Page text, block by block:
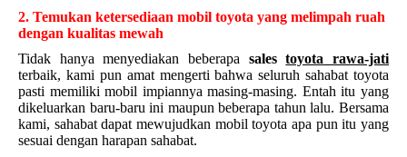
2. Temukan ketersediaan mobil toyota yang melimpah ruah
dengan kualitas mewah
Tidak hanya menyediakan beberapa salestoyota rawa-jati
terbaik, kami pun amat mengerti bahwa seluruh sahabat toyota
pasti memiliki mobil impiannya masing-masing. Entah itu yang
dikeluarkan baru-baru ini maupun beberapa tahun lalu. Bersama
kami, sahabat dapat mewujudkan mobil toyota apa pun itu yang
sesuai dengan harapan sahabat.